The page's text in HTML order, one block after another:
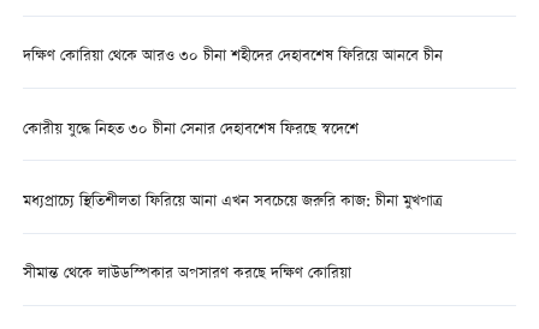
দক্ষিণ কোরিয়া থেকে আরও ৩০ চীনা শহীদের দেহাবশেষ ফিরিয়ে আনবে চীন
কোরীয় যুদ্ধে নিহত ৩০ চীনা সেনার দেহাবশেষ ফিরছে স্বদেশে
মধ্যপ্রাচ্যে স্থিতিশীলতা ফিরিয়ে আনা এখন সবচেয়ে জরুরি কাজ: চীনা মুখপাত্র
সীমান্ত থেকে লাউডস্পিকার অপসারণ করছে দক্ষিণ কোরিয়া